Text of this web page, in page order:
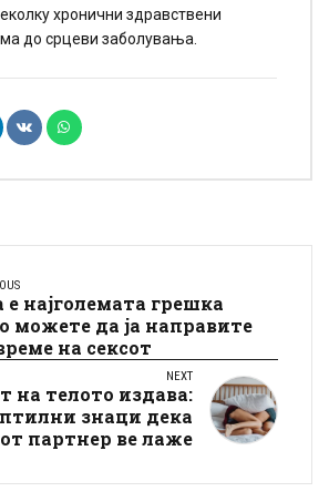
хронични здравствени
до срцеви заболувања.
е најголемата грешка
можете да ја направите
на сексот
NEXT
на телото издава:
знаци дека
партнер ве лаже